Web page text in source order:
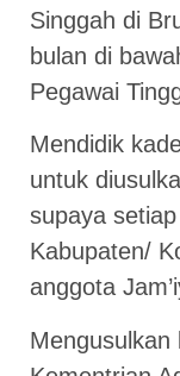
Singgah di
bulan di
Pegawai
Mendidik
untuk
supaya
Kabupaten/
anggota
Mengusulkan